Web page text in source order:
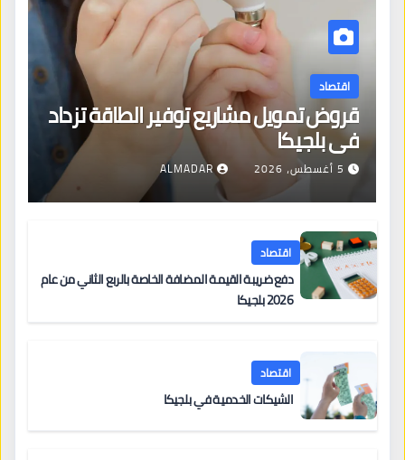
اقتصاد
قروض تمويل مشاريع توفير الطاقة تزداد
في بلجيكا
5 أغسطس، 2026 ALMADAR
اقتصاد
دفع ضريبة القيمة المضافة الخاصة بالربع الثاني من عام
2026 بلجيكا
اقتصاد
الشيكات الخدمية في بلجيكا